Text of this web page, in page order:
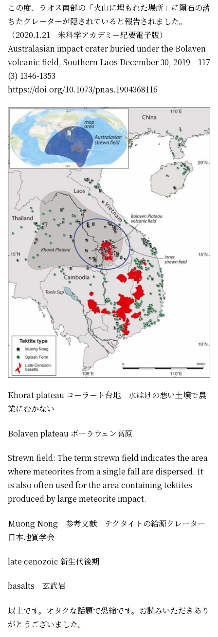
この度、ラオス南部の「火山に埋もれた場所」に隕石の落
ちたクレーターが隠されていると報告されました。
（2020.1.21 米科学アカデミー紀要電子版）
Australasian impact crater buried under the Bolaven
volcanic field, Southern Laos December 30, 2019 117
(3) 1346-1353
https://doi.org/10.1073/pnas.1904368116
Khorat plateau コーラート台地 水はけの悪い土壌で農
業にむかない
Bolaven plateau ボーラウェン高原
Strewn field: The term strewn field indicates the area
where meteorites from a single fall are dispersed. It
is also often used for the area containing tektites
produced by large meteorite impact.
Muong Nong 参考文献 テクタイトの給源クレーター
日本地質学会
late cenozoic 新生代後期
basalts 玄武岩
以上です。オタクな話題で恐縮です。お読みいただきあり
がとうございました。